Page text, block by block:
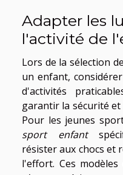
Adapter les
l'activité de
Lors de la sélection
un enfant,
d'activités
garantir la sécurité
Pour les jeunes
sport enfant
résister aux chocs et
l'effort. Ces